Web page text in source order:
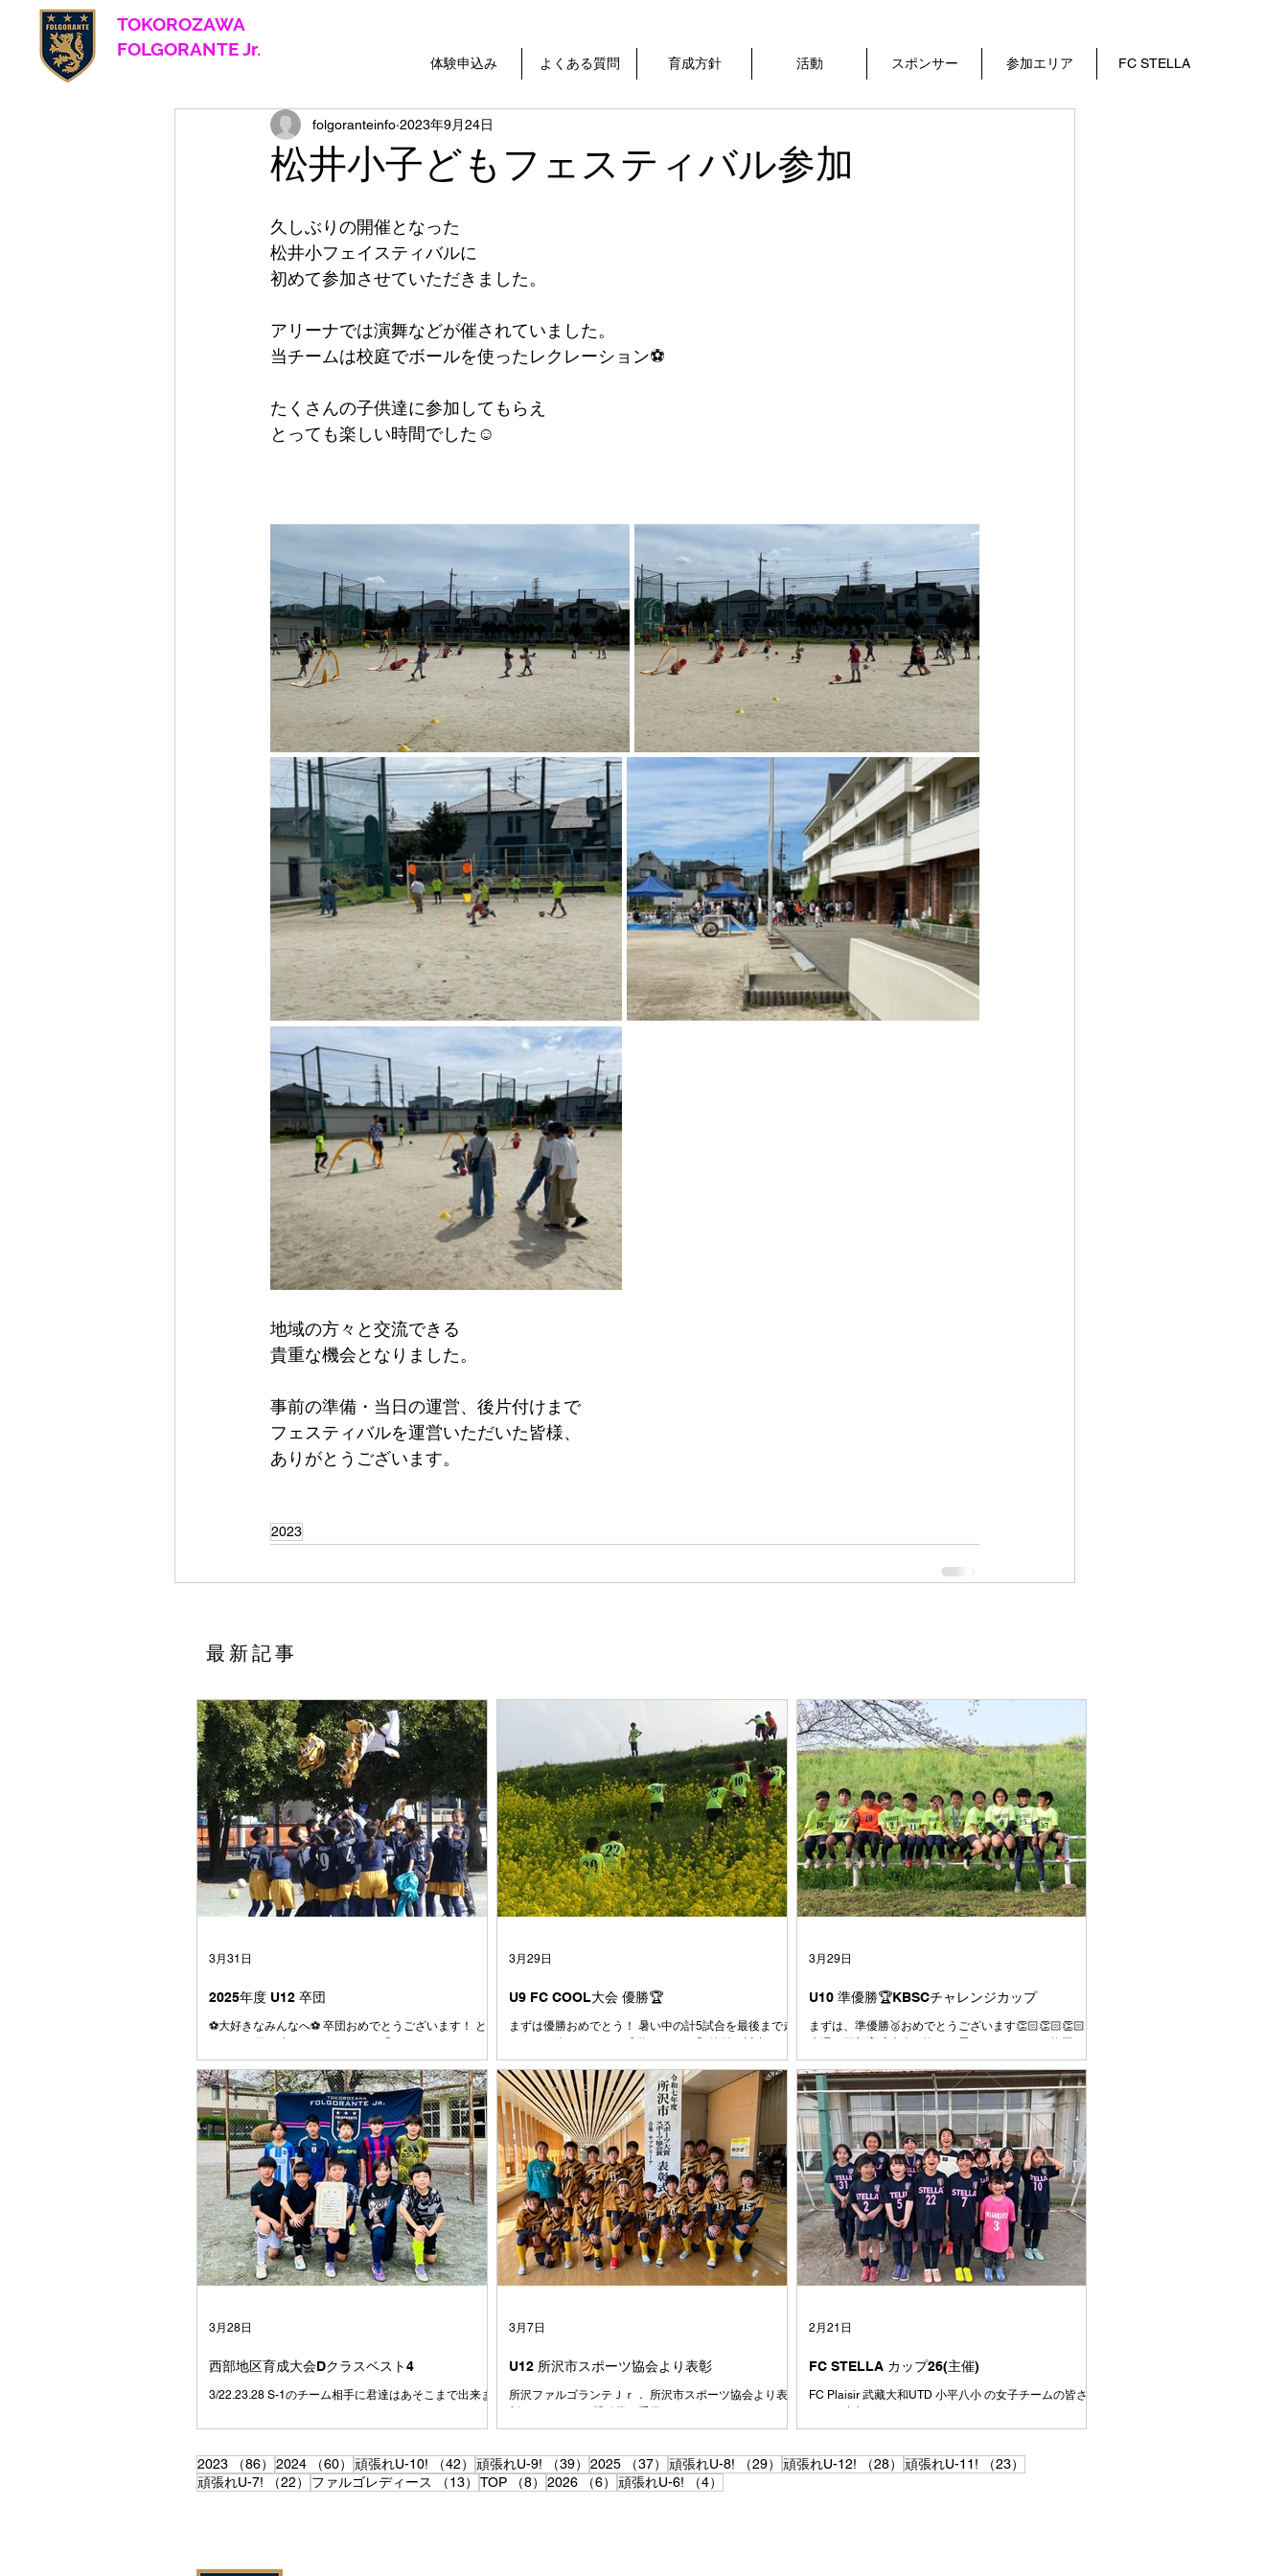
TOKOROZAWA
​ FOLGORANTE Jr.
体験申込み よくある質問 育成方針 活動 スポンサー 参加エリア FC STELLA
松井小子どもフェスティバル参加
folgoranteinfo 2023年9月24日
久しぶりの開催となった
松井小フェイスティバルに
初めて参加させていただきました。
アリーナでは演舞などが催されていました。
当チームは校庭でボールを使ったレクレーション⚽️
たくさんの子供達に参加してもらえ
とっても楽しい時間でした☺️
地域の方々と交流できる
貴重な機会となりました。
事前の準備・当日の運営、後片付けまで
フェスティバルを運営いただいた皆様、
ありがとうございます。
2023
​最新記事
2025年度 U12 卒団
⚽️大好きなみんなへ⚽️ 卒団おめでとうございます！ とう
とうこの日が来てしまいましたね😭 はじめはあんなに
大きかった4号級のボール またぐのも大変だったボール
も、今じゃとても小さく感じます⚽️ みんなは小さい時か
ら、 やんちゃで、うるさくて、 でもとても素直で、よ
く笑う子たちでした☺️ みんなとはじめて出会った1年生
の頃、何人かはすでにファルゴに入っていて、その時は
まだここにいるメンバーの数人でしたね 人数が減った
りもしたけれども、学年が上がるに連れて、また少しず
つ仲間が増えていきました⚽️ それはきっと、みんなが楽
しそうにサッカーをして、なにより仲間を大切にしてい
て、 とても魅力のあるチームだったからだと コーチは
思っています☺️ みんなは、たまたま同じ世代に生まれ
て、 いろいろな小学校から集まってきました 本来なら
別々の場所で過ごしていたかもしれない17人が、サッカ
ーを通じて出会い、どこよりも仲の良いチームになりま
た💪 試合に負けて悔し
3月31日
U9 FC COOL大会 優勝🏆
まずは優勝おめでとう！ 暑い中の計5試合を最後まで走
りきった姿にコーチは感動しました😭 簡単な試合はひ
とつもなかった中で、ここまでチームとしてしっかりゴ
ールを決めきる力やシュートを打たせない意識がどんど
んついてきていると感じています。ここで満足せずに攻
撃でも守備でも、もっと1点にこだわってプレイ出来る
とみんなもっと強くなれます！！ とにかく、本当にお
疲れ様でした👏 おめでとう🎊
3月29日
U10 準優勝🏆KBSCチャレンジカップ
まずは、準優勝🥈おめでとうございます👏🏻👏🏻👏🏻
先週の西部育成大会で悔しい思いをしたことを挽回する
ために全ての試合を全力で臨むこと、4年として最後の
大会で有終の美を飾って新年度トップの活動に繋げられ
るように優勝目指して臨むことを伝えて大会に挑みまし
た⚽️ 課題であった試合の入り方はとても良かったです👍
よく声も出ていたし、コミュニケーションが取れていた
と思います👍 2試合目、３試合目と集中力や気持ちのコ
ントロールに波があるのは今後の課題です💦 それで
も、1日を通してよく走り、よく頑張りました👍 今日対
戦したチームもよいチームばかりでした⚽️ 相手をリスペ
クトし、上手さや強さを持つチームの良いところはどん
どん吸収して、より成長していきましょう👍 この一年
で、それぞれの選手ごとにできることがたくさん増えた
と思います👍が、周りを見ると上手い選手、強い選手は
たくさんいます⚽️ いまできていないことは、たくさん練
にコーチ達
3月29日
西部地区育成大会Dクラスベスト4
3/22.23.28 S-1のチーム相手に君達はあそこまで出来ま
3月28日
U12 所沢市スポーツ協会より表彰
所沢ファルゴランテＪｒ． 所沢市スポーツ協会より表
彰をうけました.奨励賞・受賞
3月7日
FC STELLA カップ26(主催)
FC Plaisir 武藏大和UTD 小平八小 の女子チームの皆さ
ん、ご参加ありがとうございました。
2月21日
2023 （86） 86件の記事
2024 （60） 60件の記事
頑張れU-10! （42） 42件の記事
頑張れU-9! （39） 39件の記事
2025 （37） 37件の記事
頑張れU-8! （29） 29件の記事
頑張れU-12! （28） 28件の記事
頑張れU-11! （23）
頑張れU-7!
（22） 22件の記事
ファルゴレディース （13） 13件の記事
TOP （8） 8件の記事
2026 （6） 6件の記事
頑張れU-6! （4）